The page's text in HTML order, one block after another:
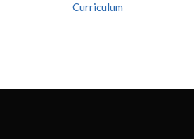
Curriculum